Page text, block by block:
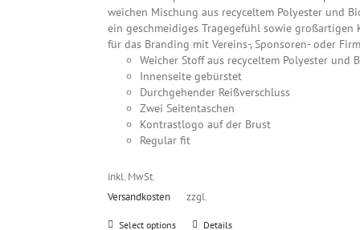
werden
weichen Mischung aus recyceltem Polyester und
ein geschmeidiges Tragegefühl sowie
für das Branding mit Vereins-, Sponsoren- oder
Weicher Stoff aus recyceltem Polyester und
Innenseite gebürstet
Durchgehender Reißverschluss
Zwei Seitentaschen
Kontrastlogo auf der Brust
Regular fit
inkl. MwSt.
zzgl.
Versandkosten
Select options
Dieses
Details